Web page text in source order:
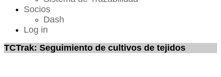
Socios
Dash
Log in
TCTrak: Seguimiento de cultivos de tejidos